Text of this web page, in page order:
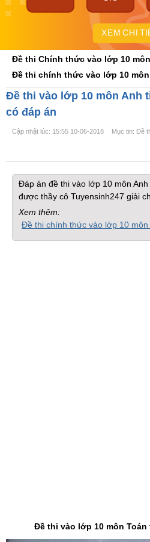
XEM CHI
Đề thi Chính thức vào lớp 10
Đề thi chính thức vào lớp 10 môn
Đề thi vào lớp 10 môn Anh
có đáp án
Cập nhật lúc: 15:55 10-06-2018 Mục tin: Đề
Đáp án đề thi vào lớp 10 môn
được thầy cô Tuyensinh247 giải
Xem thêm:
Đề thi chính thức vào lớp 10 môn
Đề thi vào lớp 10 môn Toán